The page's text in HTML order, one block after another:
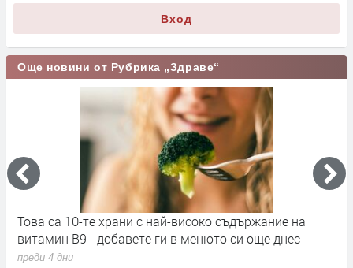
Вход
Още новини от Рубрика „Здраве“
Това са 10-те храни с най-високо съдържание на
витамин B9 - добавете ги в менюто си още днес
преди 4 дни